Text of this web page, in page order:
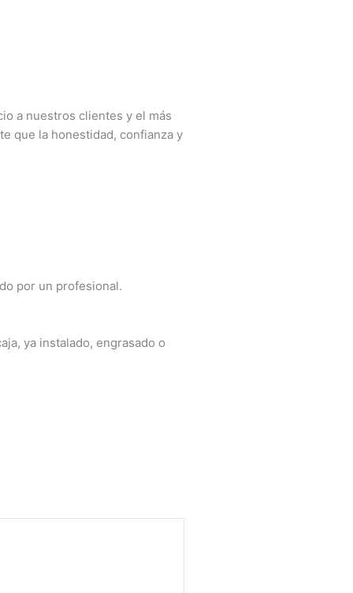
a nuestros clientes y el más
que la honestidad, confianza y
por un profesional.
ya instalado, engrasado o